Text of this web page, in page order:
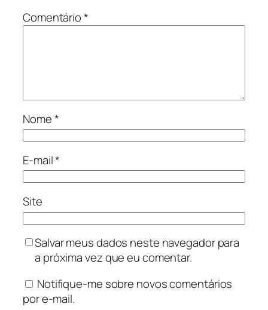
Comentário*
Nome*
E-mail*
Site
Salvar meus dados neste navegador para
a próxima vez que eu comentar.
Notifique-me sobre novos comentários
por e-mail.